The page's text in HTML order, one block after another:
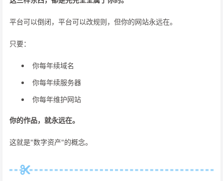
平台可以倒闭，平台可以改规则，但你的网站永远在。
只要：
你每年续域名
你每年续服务器
你每年维护网站
你的作品，就永远在。
这就是"数字资产"的概念。